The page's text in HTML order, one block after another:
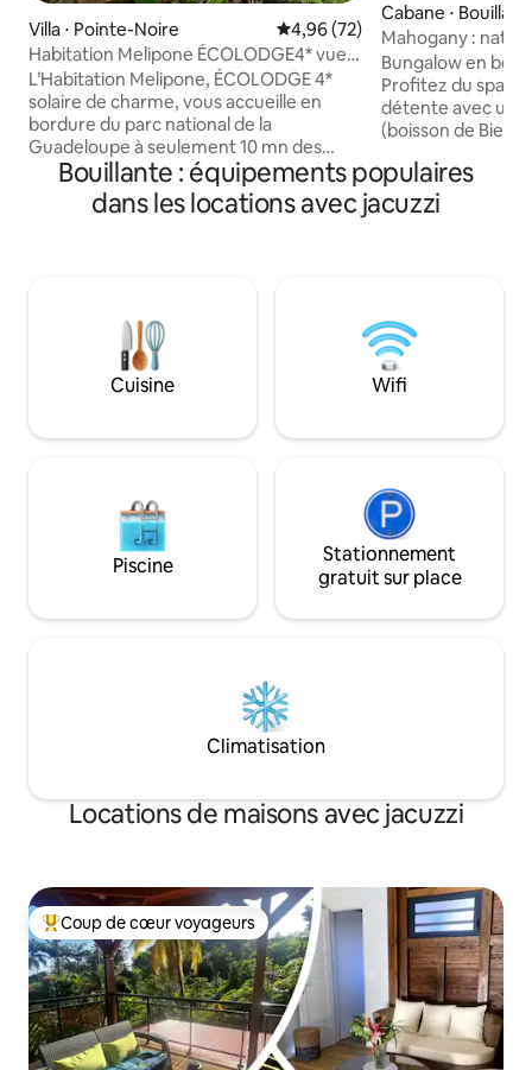
Villa ⋅ Pointe-Noire Évaluation moyenne sur la
4,96 (72)
Habitation Melipone ÉCOLODGE4* vue
mer piscine spa
L’Habitation Melipone, ÉCOLODGE 4*
solaire de charme, vous accueille en
bordure du parc national de la
Guadeloupe à seulement 10 mn des
plages. Apiculteurs & vaniliculteurs
ouverts et généreux, Noël et Anne-
Laure vous accueillent dans la cadre
confort de la villa avec ses 120m² de
terrasse, 140m² habitables, sa piscine et
son jacuzzi dominants la vue
Cabane ⋅
Mahogany :
Bungalow en bois
Profitez du spa
détente avec un
(boisson de
avec des draps.
demander le
bénéficier d'une
réseau en
défaillant.
Bouillante : équipements populaires
dans les locations avec jacuzzi
Cuisine Wifi
Piscine
Stationnement
gratuit sur place
Climatisation
Locations de maisons avec jacuzzi
Coups de cœur voyageurs les plus appréciés
Coup de cœur voyageurs